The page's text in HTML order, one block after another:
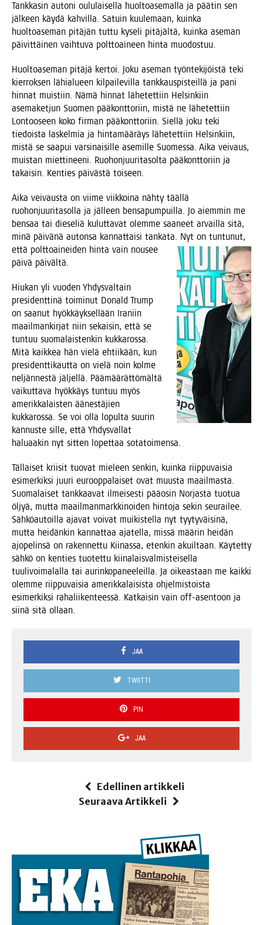
Tank­ka­sin auto­ni oulu­lai­sel­la huol­toa­se­mal­la ja pää­tin sen
jäl­keen käy­dä kah­vil­la. Satuin kuu­le­maan, kuin­ka
huol­toa­se­man pitä­jän tut­tu kyse­li pitä­jäl­tä, kuin­ka ase­man
päi­vit­täi­nen vaih­tu­va polt­toai­neen hin­ta muodostuu.
Huol­toa­se­man pitä­jä ker­toi. Joku ase­man työn­te­ki­jöis­tä teki
kier­rok­sen lähia­lu­een kil­pai­le­vil­la tank­kaus­pis­teil­lä ja pani
hin­nat muis­tiin. Nämä hin­nat lähe­tet­tiin Hel­sin­kiin
ase­ma­ket­jun Suo­men pää­kont­to­riin, mis­tä ne lähe­tet­tiin
Lon­too­seen koko fir­man pää­kont­to­riin. Siel­lä joku teki
tie­dois­ta las­kel­mia ja hin­ta­mää­räys lähe­tet­tiin Hel­sin­kiin,
mis­tä se saa­pui var­si­nai­sil­le ase­mil­le Suo­mes­sa. Aika vei­vaus,
muis­tan miet­ti­nee­ni. Ruo­hon­juu­ri­ta­sol­ta pää­kont­to­riin ja
takai­sin. Ken­ties päi­väs­tä toiseen.
Aika vei­vaus­ta on vii­me viik­koi­na näh­ty tääl­lä
ruo­hon­juu­ri­ta­sol­la ja jäl­leen bens­a­pum­puil­la. Jo aiem­min me
ben­saa tai die­se­liä kulut­ta­vat olem­me saa­neet arvail­la sitä,
minä päi­vä­nä auton­sa kan­nat­tai­si tan­ka­ta. Nyt on tun­tu­nut,
että polt­toai­nei­den hin­ta vain nousee
päi­vä päivältä.
Hiu­kan yli vuo­den Yhdys­val­tain
pre­si­dent­ti­nä toi­mi­nut Donald Trump
on saa­nut hyök­käyk­sel­lään Ira­niin
maa­il­man­kir­jat niin sekai­sin, että se
tun­tuu suo­ma­lais­ten­kin kuk­ka­ros­sa.
Mitä kaik­kea hän vie­lä ehtii­kään, kun
pre­si­dent­ti­kaut­ta on vie­lä noin kol­me
nel­jän­nes­tä jäl­jel­lä. Pää­mää­rät­tö­mäl­tä
vai­kut­ta­va hyök­käys tun­tuu myös
ame­rik­ka­lais­ten äänes­tä­jien
kuk­ka­ros­sa. Se voi olla lopul­ta suu­rin
kan­nus­te sil­le, että Yhdys­val­lat
halu­aa­kin nyt sit­ten lopet­taa sotatoimensa.
Täl­lai­set krii­sit tuo­vat mie­leen sen­kin, kuin­ka riip­pu­vai­sia
esi­mer­kik­si juu­ri euroop­pa­lai­set ovat muus­ta maa­il­mas­ta.
Suo­ma­lai­set tank­kaa­vat ilmei­ses­ti pää­osin Nor­jas­ta tuo­tua
öljyä, mut­ta maa­il­man­mark­ki­noi­den hin­to­ja sekin seu­rai­lee.
Säh­kö­au­toil­la aja­vat voi­vat mui­kis­tel­la nyt tyy­ty­väi­si­nä,
mut­ta hei­dän­kin kan­nat­taa aja­tel­la, mis­sä mää­rin hei­dän
ajo­pe­lin­sä on raken­net­tu Kii­nas­sa, eten­kin akuil­taan. Käy­tet­ty
säh­kö on ken­ties tuo­tet­tu kii­na­lais­val­mis­tei­sel­la
tuu­li­voi­ma­lal­la tai aurin­ko­pa­nee­leil­la. Ja oikeas­taan me kaik­ki
olem­me riip­pu­vai­sia ame­rik­ka­lai­sis­ta ohjel­mis­tois­ta
esi­mer­kik­si raha­lii­ken­tees­sä. Kat­kai­sin vain off-asen­toon ja
sii­nä sitä ollaan.
JAA
TWIITTI
PIN
JAA
Edellinen artikkeli
Seuraava Artikkeli